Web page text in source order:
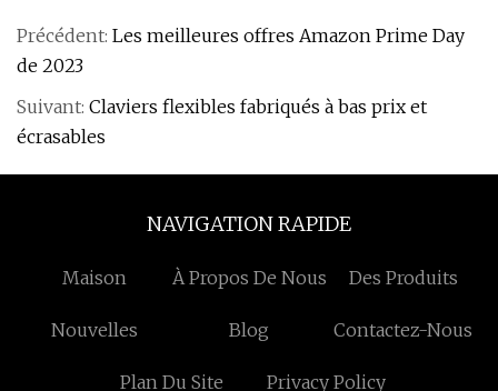
Précédent: Les meilleures offres Amazon Prime Day
de 2023
Suivant: Claviers flexibles fabriqués à bas prix et
écrasables
NAVIGATION RAPIDE
Maison À Propos De Nous Des Produits
Nouvelles Blog Contactez-Nous
Plan Du Site Privacy Policy